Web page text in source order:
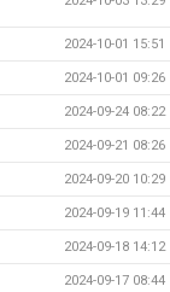
2024-10-01 15:51
2024-10-01 09:26
2024-09-24 08:22
2024-09-21 08:26
2024-09-20 10:29
2024-09-19 11:44
2024-09-18 14:12
2024-09-17 08:44